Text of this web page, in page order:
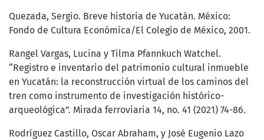
Quezada, Sergio. Breve historia de Yucatán. México:
Fondo de Cultura Económica/El Colegio de México, 2001.
Rangel Vargas, Lucina y Tilma Pfannkuch Watchel.
“Registro e inventario del patrimonio cultural inmueble
en Yucatán: la reconstrucción virtual de los caminos del
tren como instrumento de investigación histórico-
arqueológica”. Mirada ferroviaria 14, no. 41 (2021) 74-86.
Rodríguez Castillo, Oscar Abraham, y José Eugenio Lazo